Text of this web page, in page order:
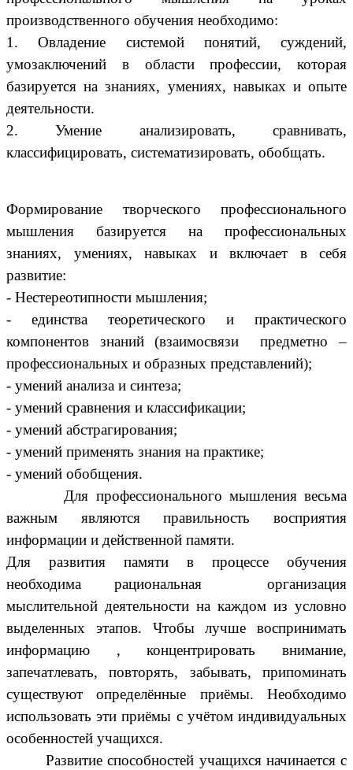
производственного обучения необходимо:
1. Овладение системой понятий, суждений,
умозаключений в области профессии, которая
базируется на знаниях, умениях, навыках и опыте
деятельности.
2. Умение анализировать, сравнивать,
классифицировать, систематизировать, обобщать.
Формирование творческого профессионального
мышления базируется на профессиональных
знаниях, умениях, навыках и включает в себя
развитие:
- Нестереотипности мышления;
- единства теоретического и практического
компонентов знаний (взаимосвязи предметно –
профессиональных и образных представлений);
- умений анализа и синтеза;
- умений сравнения и классификации;
- умений абстрагирования;
- умений применять знания на практике;
- умений обобщения.
Для профессионального мышления весьма
важным являются правильность восприятия
информации и действенной памяти.
Для развития памяти в процессе обучения
необходима рациональная организация
мыслительной деятельности на каждом из условно
выделенных этапов. Чтобы лучше воспринимать
информацию , концентрировать внимание,
запечатлевать, повторять, забывать, припоминать
существуют определённые приёмы. Необходимо
использовать эти приёмы с учётом индивидуальных
особенностей учащихся.
Развитие способностей учащихся начинается с